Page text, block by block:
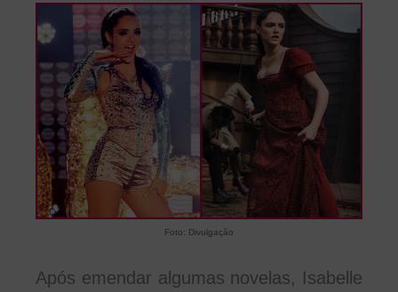
Foto: Divulgação
Após emendar algumas novelas, Isabelle